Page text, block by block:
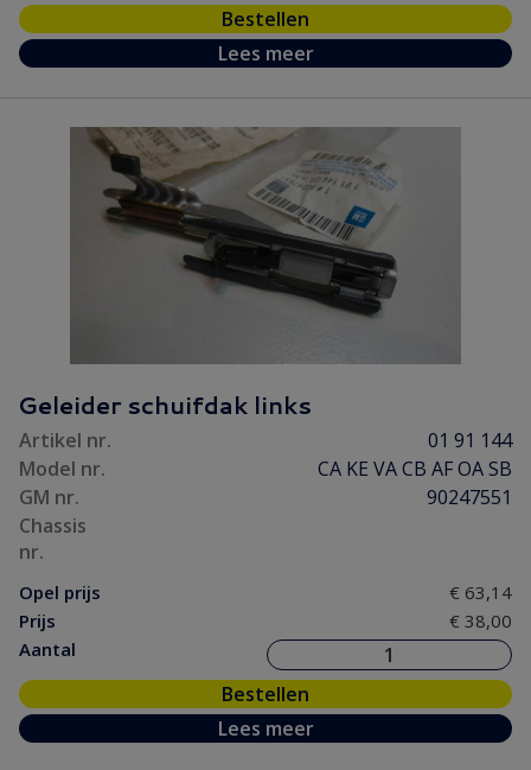
Bestellen
Lees meer
Geleider schuifdak links
Artikel nr.
01 91 144
Model nr.
CA KE VA CB AF OA SB
GM nr.
90247551
Chassis
nr.
Opel prijs
€ 63,14
Prijs
€ 38,00
Aantal
Bestellen
Lees meer